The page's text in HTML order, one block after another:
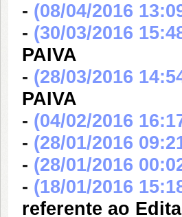
- (08/04/2016
- (30/03/2016
PAIVA
- (28/03/2016
PAIVA
- (04/02/2016
- (28/01/2016
- (28/01/2016
- (18/01/2016
referente ao